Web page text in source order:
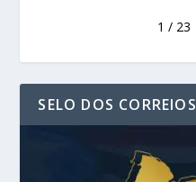
1 / 23
SELO DOS CORREIOS